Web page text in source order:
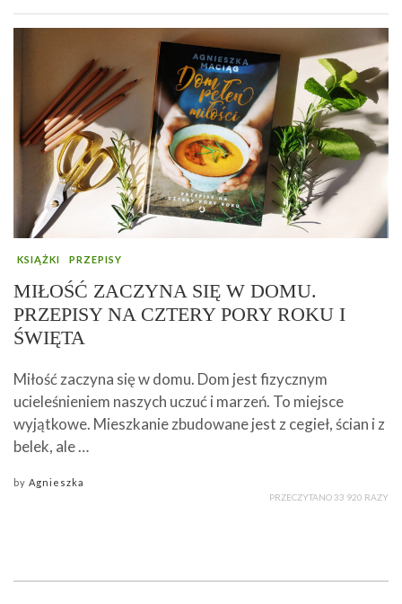
KSIĄŻKI PRZEPISY
MIŁOŚĆ ZACZYNA SIĘ W DOMU.
PRZEPISY NA CZTERY PORY ROKU I
ŚWIĘTA
Miłość zaczyna się w domu. Dom jest fizycznym
ucieleśnieniem naszych uczuć i marzeń. To miejsce
wyjątkowe. Mieszkanie zbudowane jest z cegieł, ścian i z
belek, ale …
by Agnieszka
PRZECZYTANO 33 920 RAZY